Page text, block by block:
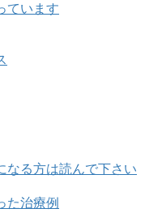
ています
なる方は読んで下さい
た治療例